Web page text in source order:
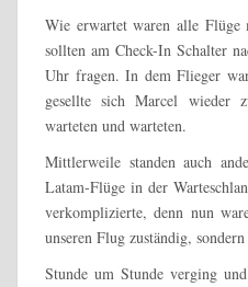
Wie erwartet waren alle
sollten am Check-In Schalter
Uhr fragen. In dem Flieger
gesellte sich Marcel
warteten und warteten.
Mittlerweile standen auch
Latam-Flüge in der
verkomplizierte, denn nun
unseren Flug zuständig,
Stunde um Stunde verging